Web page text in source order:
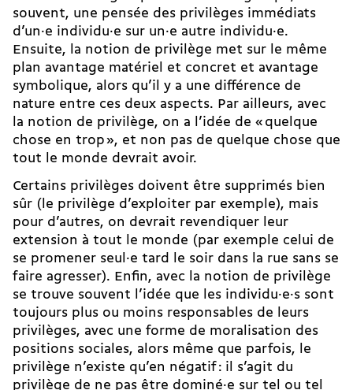
souvent, une pensée des privilèges immédiats
d’un·e individu·e sur un·e autre individu·e.
Ensuite, la notion de privilège met sur le même
plan avantage matériel et concret et avantage
symbolique, alors qu’il y a une différence de
nature entre ces deux aspects. Par ailleurs, avec
la notion de privilège, on a l’idée de « quelque
chose en trop », et non pas de quelque chose que
tout le monde devrait avoir.
Certains privilèges doivent être supprimés bien
sûr (le privilège d’exploiter par exemple), mais
pour d’autres, on devrait revendiquer leur
extension à tout le monde (par exemple celui de
se promener seul·e tard le soir dans la rue sans se
faire agresser). Enfin, avec la notion de privilège
se trouve souvent l’idée que les individu·e·s sont
toujours plus ou moins responsables de leurs
privilèges, avec une forme de moralisation des
positions sociales, alors même que parfois, le
privilège n’existe qu’en négatif : il s’agit du
privilège de ne pas être dominé·e sur tel ou tel